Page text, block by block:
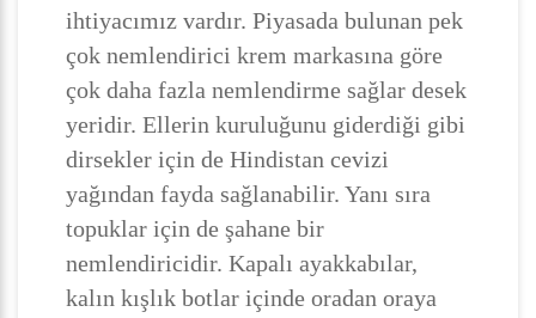
ihtiyacımız vardır. Piyasada bulunan pek
çok nemlendirici krem markasına göre
çok daha fazla nemlendirme sağlar desek
yeridir. Ellerin kuruluğunu giderdiği gibi
dirsekler için de Hindistan cevizi
yağından fayda sağlanabilir. Yanı sıra
topuklar için de şahane bir
nemlendiricidir. Kapalı ayakkabılar,
kalın kışlık botlar içinde oradan oraya